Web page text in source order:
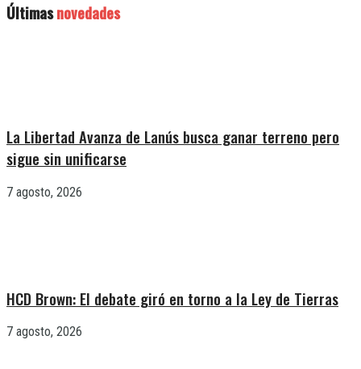
Últimasnovedades
La Libertad Avanza de Lanús busca ganar terreno pero
sigue sin unificarse
7 agosto, 2026
HCD Brown: El debate giró en torno a la Ley de Tierras
7 agosto, 2026